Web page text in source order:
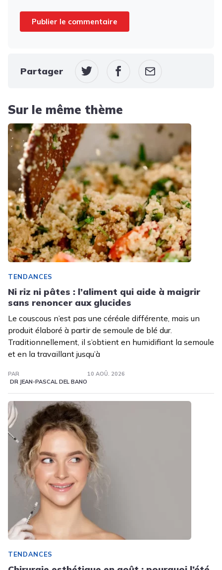
Partager
Sur le même thème
TENDANCES
Ni riz ni pâtes : l’aliment qui aide à maigrir
sans renoncer aux glucides
Le couscous n’est pas une céréale différente, mais un
produit élaboré à partir de semoule de blé dur.
Traditionnellement, il s’obtient en humidifiant la semoule
et en la travaillant jusqu’à
PAR
DR JEAN-PASCAL DEL BANO
10 AOÛ. 2026
TENDANCES